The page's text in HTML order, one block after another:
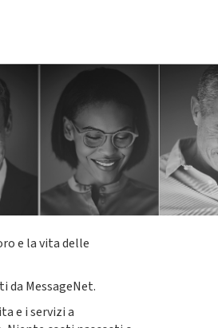
e la vita delle
MessageNet.
e i servizi a